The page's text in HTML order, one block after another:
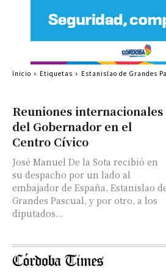
Reuniones internacionales
del Gobernador en el
Centro Cívico
José Manuel De la Sota recibió en
su despacho por un lado al
embajador de España, Estanislao
Grandes Pascual, y por otro, a los
diputados...
Inicio Etiquetas Estanislao de Grandes